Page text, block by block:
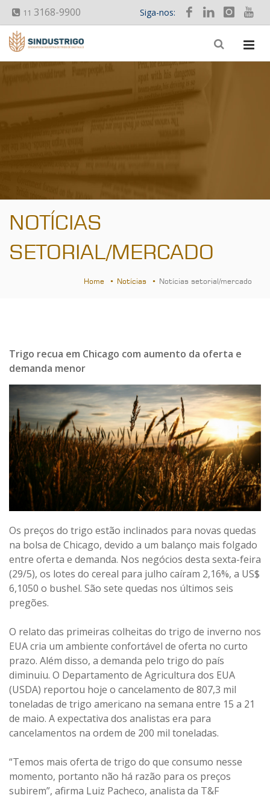
11 3168-9900 Siga-nos:
NOTÍCIAS
SETORIAL/MERCADO
Home Notícias Notícias setorial/mercado
Trigo recua em Chicago com aumento da oferta e
demanda menor
Os preços do trigo estão inclinados para novas quedas
na bolsa de Chicago, devido a um balanço mais folgado
entre oferta e demanda. Nos negócios desta sexta-feira
(29/5), os lotes do cereal para julho caíram 2,16%, a US$
6,1050 o bushel. São sete quedas nos últimos seis
pregões.
O relato das primeiras colheitas do trigo de inverno nos
EUA cria um ambiente confortável de oferta no curto
prazo. Além disso, a demanda pelo trigo do país
diminuiu. O Departamento de Agricultura dos EUA
(USDA) reportou hoje o cancelamento de 807,3 mil
toneladas de trigo americano na semana entre 15 a 21
de maio. A expectativa dos analistas era para
cancelamentos na ordem de 200 mil toneladas.
“Temos mais oferta de trigo do que consumo nesse
momento, portanto não há razão para os preços
subirem”, afirma Luiz Pacheco, analista da T&F